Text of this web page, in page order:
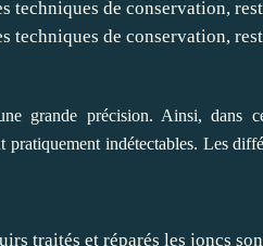
grande précision. Ainsi, dans
indétectables. Les